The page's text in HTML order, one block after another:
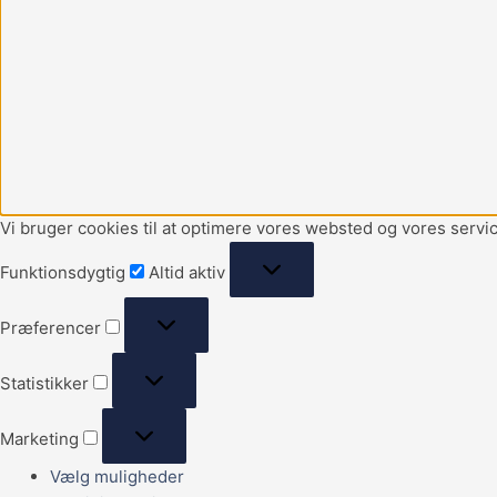
Vi bruger cookies til at optimere vores websted og vores
Funktionsdygtig Altid aktiv
Præferencer
Statistikker
Marketing
Vælg muligheder